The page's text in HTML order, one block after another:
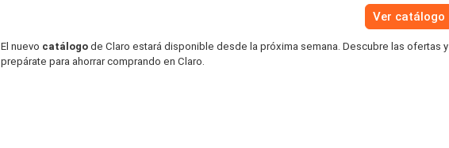
Ver catálogo
El nuevo catálogo de Claro estará disponible desde la próxima semana. Descubre las ofertas y
prepárate para ahorrar comprando en Claro.